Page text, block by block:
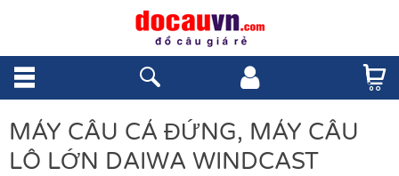
MÁY CÂU CÁ ĐỨNG, MÁY CÂU
LÔ LỚN DAIWA WINDCAST